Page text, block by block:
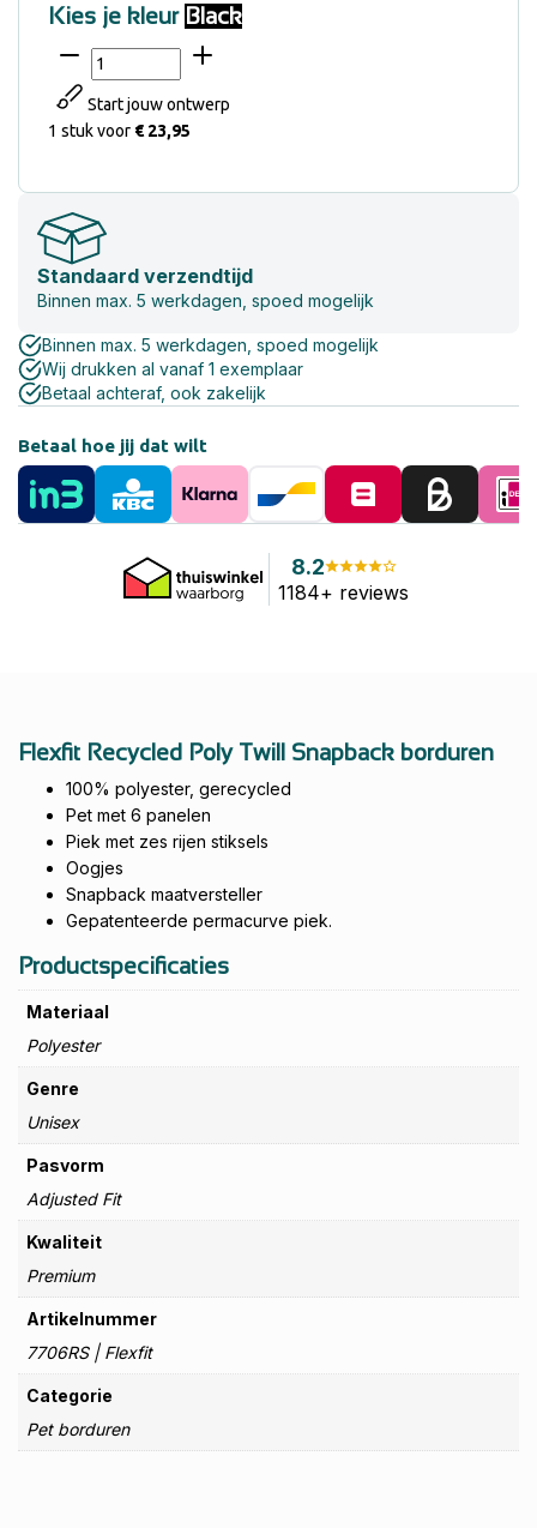
Kies je kleur Black
Start jouw ontwerp
1 stukvoor € 23,95
Standaard verzendtijd
Binnen max. 5 werkdagen, spoed mogelijk
Binnen max. 5 werkdagen, spoed mogelijk
Wij drukken al vanaf 1 exemplaar
Betaal achteraf, ook zakelijk
Betaal hoe jij dat wilt
8.2
1184+ reviews
Flexfit Recycled Poly Twill Snapback borduren
100% polyester, gerecycled
Pet met 6 panelen
Piek met zes rijen stiksels
Oogjes
Snapback maatversteller
Gepatenteerde permacurve piek.
Productspecificaties
Materiaal
Polyester
Genre
Unisex
Pasvorm
Adjusted Fit
Kwaliteit
Premium
Artikelnummer
7706RS | Flexfit
Categorie
Pet borduren